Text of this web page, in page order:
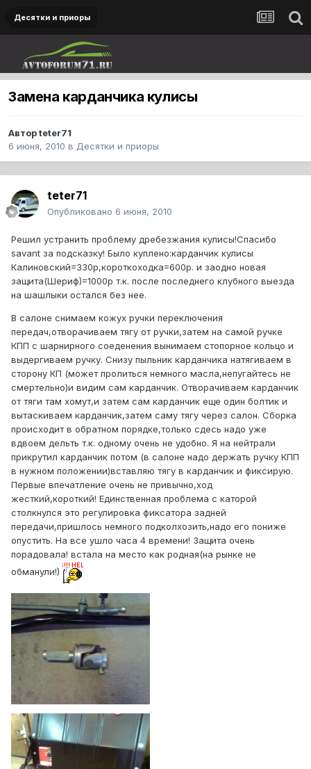
Десятки и приоры
Замена карданчика кулисы
Авторteter71
6 июня, 2010 в Десятки и приоры
teter71
Опубликовано 6 июня, 2010
Решил устранить проблему дребезжания кулисы!Спасибо
savant за подсказку! Было куплено:карданчик кулисы
Калиновский=330р,короткоходка=600р. и заодно новая
защита(Шериф)=1000р т.к. после последнего клубного выезда
на шашлыки остался без нее.
В салоне снимаем кожух ручки переключения
передач,отворачиваем тягу от ручки,затем на самой ручке
КПП с шарнирного соеденения вынимаем стопорное кольцо и
выдергиваем ручку. Снизу пыльник карданчика натягиваем в
сторону КП (может пролиться немного масла,непугайтесь не
смертельно)и видим сам карданчик. Отворачиваем карданчик
от тяги там хомут,и затем сам карданчик еще один болтик и
вытаскиваем карданчик,затем саму тягу через салон. Сборка
происходит в обратном порядке,только сдесь надо уже
вдвоем дельть т.к. одному очень не удобно. Я на нейтрали
прикрутил карданчик потом (в салоне надо держать ручку КПП
в нужном положении)вставляю тягу в карданчик и фиксирую.
Первые впечатление очень не привычно,ход
жесткий,короткий! Единственная проблема с каторой
столкнулся это регулировка фиксатора задней
передачи,пришлось немного подколхозить,надо его пониже
опустить. На все ушло часа 4 времени! Защита очень
порадовала! встала на место как родная(на рынке не
обманули!)